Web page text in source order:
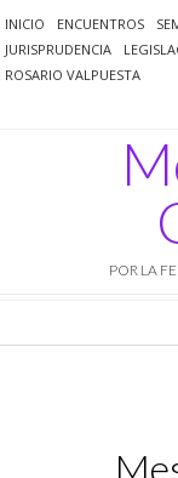
al
contenido
INICIO ENCUENTROS
JURISPRUDENCIA
ROSARIO VALPUESTA
POR LA